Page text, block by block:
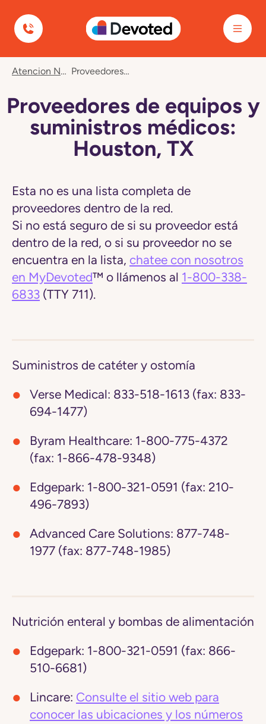
Devoted Health
Proveedores
de
equipos
Atencion Nuevos Miembros Proveedores De Equipos Y Suministros Médicos: Houston, TX
Proveedores de equipos y
suministros médicos:
Houston, TX
Esta no es una lista completa de
proveedores dentro de la red.
Si no está seguro de si su proveedor está
dentro de la red, o si su proveedor no se
encuentra en la lista, chatee con nosotros
en MyDevoted™ o llámenos al 1-800-338-
6833 (TTY 711).
Suministros de catéter y ostomía
Verse Medical: 833-518-1613 (fax: 833-
694-1477)
Byram Healthcare: 1-800-775-4372
(fax: 1-866-478-9348)
Edgepark: 1-800-321-0591 (fax: 210-
496-7893)
Advanced Care Solutions: 877-748-
1977 (fax: 877-748-1985)
Nutrición enteral y bombas de alimentación
Edgepark: 1-800-321-0591 (fax: 866-
510-6681)
Lincare: Consulte el sitio web para
conocer las ubicaciones y los números